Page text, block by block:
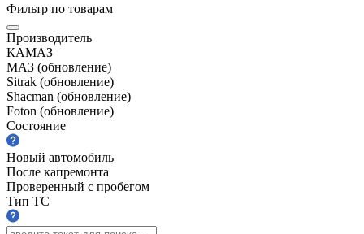
Фильтр по товарам
Производитель
КАМАЗ
МАЗ (обновление)
Sitrak (обновление)
Shacman (обновление)
Foton (обновление)
Состояние
Новый автомобиль
После капремонта
Проверенный с пробегом
Тип ТС